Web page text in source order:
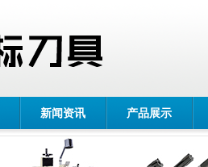
新闻资讯 产品展示